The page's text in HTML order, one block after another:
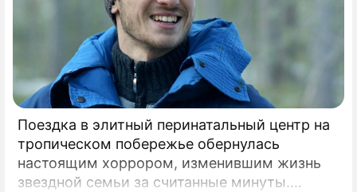
Поездка в элитный перинатальный центр на
тропическом побережье обернулась
настоящим хоррором, изменившим жизнь
звездной семьи за считанные минуты.